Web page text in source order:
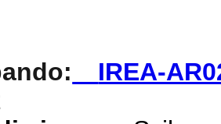
IREA-